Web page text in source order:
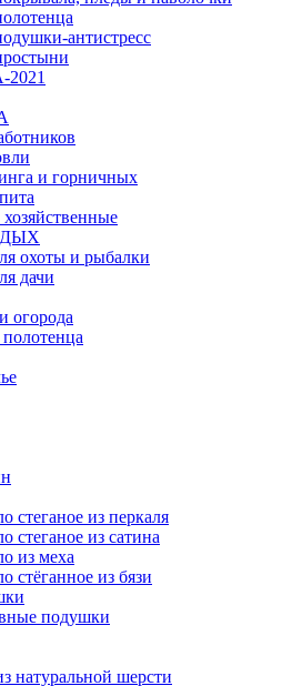
антистресс
и горничных
охоты и рыбалки
дачи
огорода
стеганое из перкаля
стеганое из сатина
из меха
стёганное из бязи
подушки
натуральной шерсти